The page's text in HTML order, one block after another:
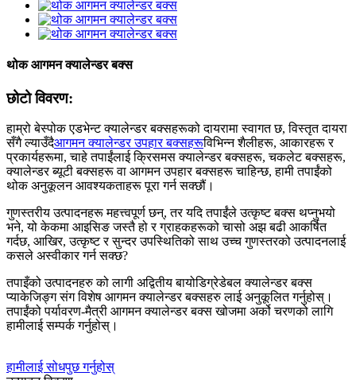
थोक आगमन क्यालेन्डर बक्स
छोटो विवरण:
हाम्रो बेस्पोक एडभेन्ट क्यालेन्डर बक्सहरूको दायरामा स्वागत छ, विस्तृत दायरा
सँगै ल्याउँदैआगमन क्यालेन्डर उपहार बक्सहरूविभिन्न शैलीहरू, आकारहरू र
प्रकार्यहरूमा, चाहे तपाईंलाई क्रिसमस क्यालेन्डर बक्सहरू, चकलेट बक्सहरू,
क्यालेन्डर ब्यूटी बक्सहरू वा आगमन उपहार बक्सहरू चाहिन्छ, हामी तपाईंको
थोक अनुकूलन आवश्यकताहरू पूरा गर्न सक्छौं।
गुणस्तरीय उत्पादनहरू महत्त्वपूर्ण छन्, तर यदि तपाईंले उत्कृष्ट बक्स थप्नुभयो
भने, यो केकमा आइसिङ जस्तै हो र ग्राहकहरूको चासो अझ बढी आकर्षित
गर्दछ, आखिर, उत्कृष्ट र सुन्दर उपस्थितिको साथ उच्च गुणस्तरको उत्पादनलाई
कसले अस्वीकार गर्न सक्छ?
तपाइँको उत्पादनहरु को लागी अद्वितीय बायोडिग्रेडेबल क्यालेन्डर बक्स
प्याकेजिङ्ग संग विशेष आगमन क्यालेन्डर बक्सहरु लाई अनुकूलित गर्नुहोस्।
तपाईंको पर्यावरण-मैत्री आगमन क्यालेन्डर बक्स खोजमा अर्को चरणको लागि
हामीलाई सम्पर्क गर्नुहोस्।
हामीलाई सोधपुछ गर्नुहोस्